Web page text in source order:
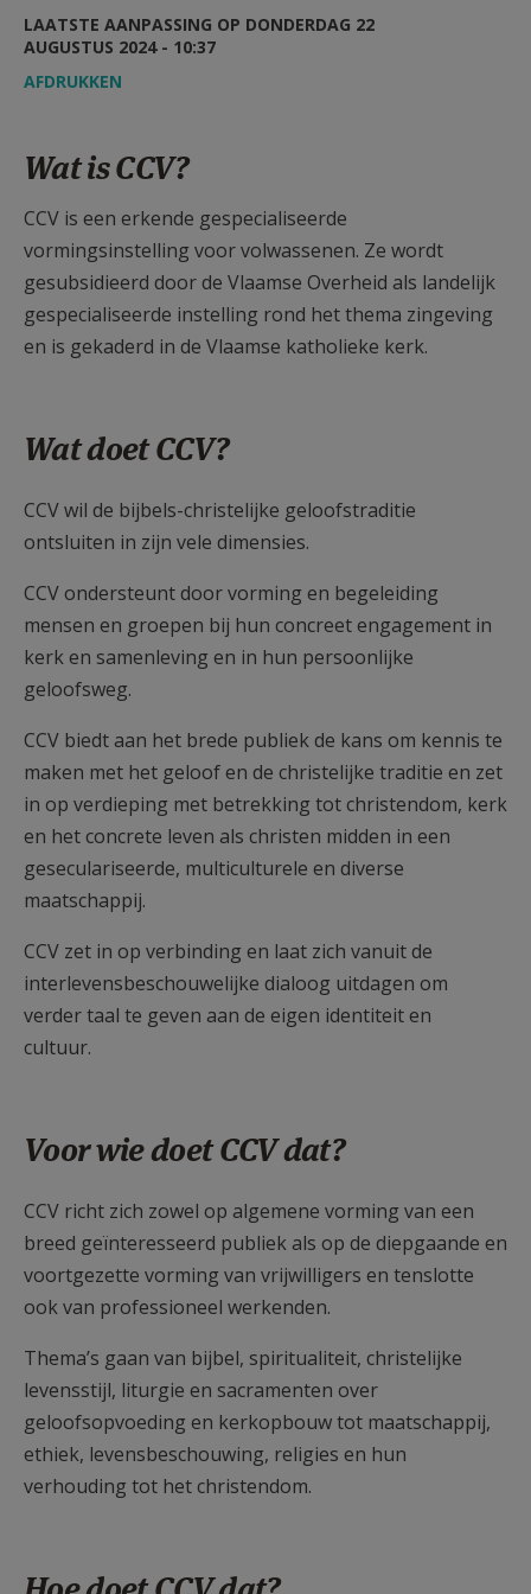
AANMELDEN OF REGISTREREN
LAATSTE AANPASSING OP DONDERDAG 22
AUGUSTUS 2024 - 10:37
AFDRUKKEN
Wat is CCV?
CCV is een erkende gespecialiseerde
vormingsinstelling voor volwassenen. Ze wordt
gesubsidieerd door de Vlaamse Overheid als landelijk
gespecialiseerde instelling rond het thema zingeving
en is gekaderd in de Vlaamse katholieke kerk.
Wat doet CCV?
CCV wil de bijbels-christelijke geloofstraditie
ontsluiten in zijn vele dimensies.
CCV ondersteunt door vorming en begeleiding
mensen en groepen bij hun concreet engagement in
kerk en samenleving en in hun persoonlijke
geloofsweg.
CCV biedt aan het brede publiek de kans om kennis te
maken met het geloof en de christelijke traditie en zet
in op verdieping met betrekking tot christendom, kerk
en het concrete leven als christen midden in een
geseculariseerde, multiculturele en diverse
maatschappij.
CCV zet in op verbinding en laat zich vanuit de
interlevensbeschouwelijke dialoog uitdagen om
verder taal te geven aan de eigen identiteit en
cultuur.
Voor wie doet CCV dat?
CCV richt zich zowel op algemene vorming van een
breed geïnteresseerd publiek als op de diepgaande en
voortgezette vorming van vrijwilligers en tenslotte
ook van professioneel werkenden.
Thema’s gaan van bijbel, spiritualiteit, christelijke
levensstijl, liturgie en sacramenten over
geloofsopvoeding en kerkopbouw tot maatschappij,
ethiek, levensbeschouwing, religies en hun
verhouding tot het christendom.